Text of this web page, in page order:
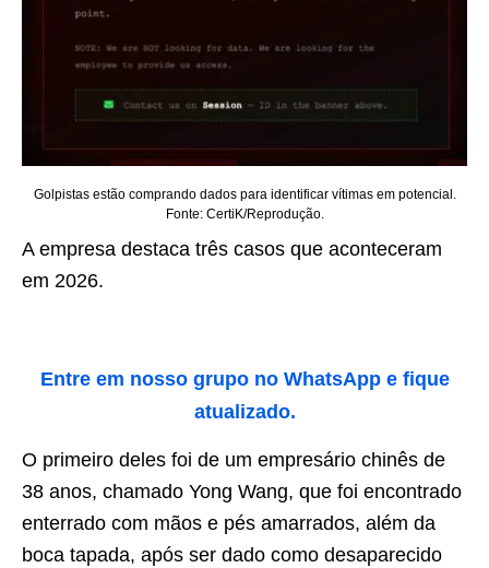
Golpistas estão comprando dados para identificar vítimas em potencial.
Fonte: CertiK/Reprodução.
A empresa destaca três casos que aconteceram
em 2026.
Entre em nosso grupo no WhatsApp e fique
atualizado.
O primeiro deles foi de um empresário chinês de
38 anos, chamado Yong Wang, que foi encontrado
enterrado com mãos e pés amarrados, além da
boca tapada, após ser dado como desaparecido